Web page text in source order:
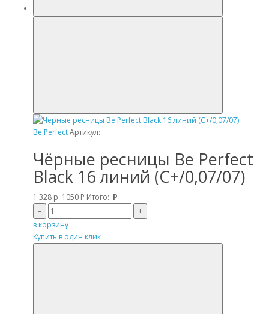
Be PerfectАртикул:
Чёрные ресницы Be Perfect
Black 16 линий (C+/0,07/07)
1 328 р. 1050 Р Итого: Р
–
+
в корзину
Купить в один клик